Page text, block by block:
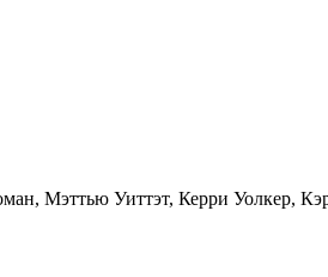
Мэттью Уиттэт, Керри Уолкер,